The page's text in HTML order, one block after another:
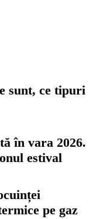
sunt, ce tipuri
în vara 2026.
estival
pe gaz